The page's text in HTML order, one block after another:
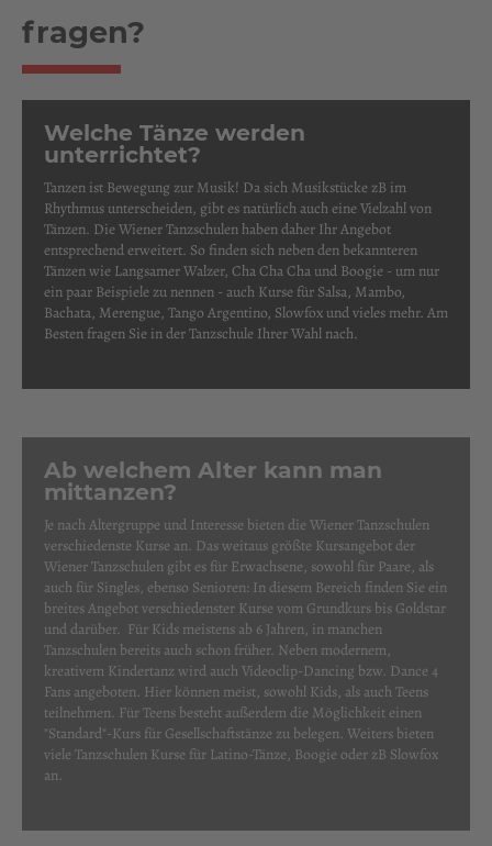
fragen?
Welche Tänze werden
unterrichtet?
Tanzen ist Bewegung zur Musik! Da sich Musikstücke zB im
Rhythmus unterscheiden, gibt es natürlich auch eine Vielzahl von
Tänzen. Die Wiener Tanzschulen haben daher Ihr Angebot
entsprechend erweitert. So finden sich neben den bekannteren
Tänzen wie Langsamer Walzer, Cha Cha Cha und Boogie - um nur
ein paar Beispiele zu nennen - auch Kurse für Salsa, Mambo,
Bachata, Merengue, Tango Argentino, Slowfox und vieles mehr. Am
Besten fragen Sie in der Tanzschule Ihrer Wahl nach.
Ab welchem Alter kann man
mittanzen?
Je nach Altergruppe und Interesse bieten die Wiener Tanzschulen
verschiedenste Kurse an. Das weitaus größte Kursangebot der
Wiener Tanzschulen gibt es für Erwachsene, sowohl für Paare, als
auch für Singles, ebenso Senioren: In diesem Bereich finden Sie ein
breites Angebot verschiedenster Kurse vom Grundkurs bis Goldstar
und darüber. Für Kids meistens ab 6 Jahren, in manchen
Tanzschulen bereits auch schon früher. Neben modernem,
kreativem Kindertanz wird auch Videoclip-Dancing bzw. Dance 4
Fans angeboten. Hier können meist, sowohl Kids, als auch Teens
teilnehmen. Für Teens besteht außerdem die Möglichkeit einen
"Standard"-Kurs für Gesellschaftstänze zu belegen. Weiters bieten
viele Tanzschulen Kurse für Latino-Tänze, Boogie oder zB Slowfox
an.